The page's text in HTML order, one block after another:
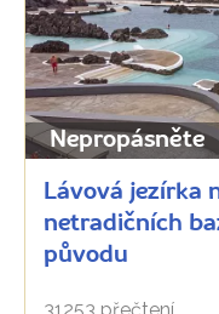
Nepropásněte
Lávová jezírka
netradičních
původu